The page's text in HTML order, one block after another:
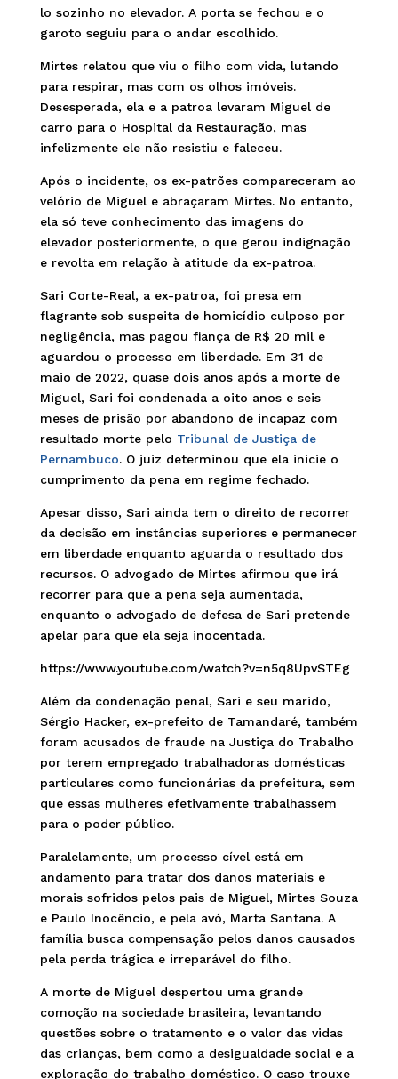
lo sozinho no elevador. A porta se fechou e o
garoto seguiu para o andar escolhido.
Mirtes relatou que viu o filho com vida, lutando
para respirar, mas com os olhos imóveis.
Desesperada, ela e a patroa levaram Miguel de
carro para o Hospital da Restauração, mas
infelizmente ele não resistiu e faleceu.
Após o incidente, os ex-patrões compareceram ao
velório de Miguel e abraçaram Mirtes. No entanto,
ela só teve conhecimento das imagens do
elevador posteriormente, o que gerou indignação
e revolta em relação à atitude da ex-patroa.
Sari Corte-Real, a ex-patroa, foi presa em
flagrante sob suspeita de homicídio culposo por
negligência, mas pagou fiança de R$ 20 mil e
aguardou o processo em liberdade. Em 31 de
maio de 2022, quase dois anos após a morte de
Miguel, Sari foi condenada a oito anos e seis
meses de prisão por abandono de incapaz com
resultado morte pelo Tribunal de Justiça de
Pernambuco. O juiz determinou que ela inicie o
cumprimento da pena em regime fechado.
Apesar disso, Sari ainda tem o direito de recorrer
da decisão em instâncias superiores e permanecer
em liberdade enquanto aguarda o resultado dos
recursos. O advogado de Mirtes afirmou que irá
recorrer para que a pena seja aumentada,
enquanto o advogado de defesa de Sari pretende
apelar para que ela seja inocentada.
https://www.youtube.com/watch?v=n5q8UpvSTEg
Além da condenação penal, Sari e seu marido,
Sérgio Hacker, ex-prefeito de Tamandaré, também
foram acusados de fraude na Justiça do Trabalho
por terem empregado trabalhadoras domésticas
particulares como funcionárias da prefeitura, sem
que essas mulheres efetivamente trabalhassem
para o poder público.
Paralelamente, um processo cível está em
andamento para tratar dos danos materiais e
morais sofridos pelos pais de Miguel, Mirtes Souza
e Paulo Inocêncio, e pela avó, Marta Santana. A
família busca compensação pelos danos causados
pela perda trágica e irreparável do filho.
A morte de Miguel despertou uma grande
comoção na sociedade brasileira, levantando
questões sobre o tratamento e o valor das vidas
das crianças, bem como a desigualdade social e a
exploração do trabalho doméstico. O caso trouxe